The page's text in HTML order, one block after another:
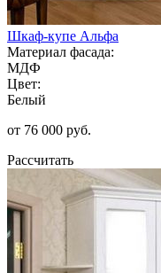
Шкаф-купе Альфа
Материал фасада:
МДФ
Цвет:
Белый
от 76 000 руб.
Рассчитать